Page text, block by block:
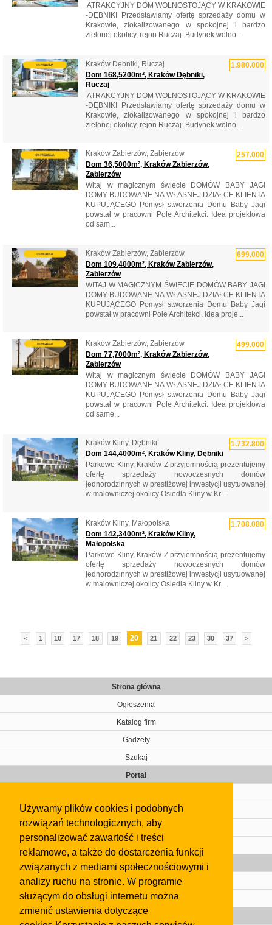
Używamy plików cookies i podobnych
rozwiązań technologicznych, aby
personalizować zawartość i treści
reklamowe, a także do dostarczenia funkcji
związanych z mediami społecznościowymi i
analizy ruchu na stronie. W programie
służącym do obsługi internetu można
zmienić ustawienia dotyczące
​ ATRAKCYJNY DOM WOLNOSTOJĄCY W KRAKOWIE
-DĘBNIKI Przedstawiamy ofertę sprzedaży domu w
Krakowie, zlokalizowanego w spokojnej i bardzo
zielonej okolicy, rejon Ruczaj. Budynek wolno...
1.980.000
Kraków Dębniki, Ruczaj
Dom 168,5200m², Kraków Dębniki,
Ruczaj
​ ATRAKCYJNY DOM WOLNOSTOJĄCY W KRAKOWIE
-DĘBNIKI Przedstawiamy ofertę sprzedaży domu w
Krakowie, zlokalizowanego w spokojnej i bardzo
zielonej okolicy, rejon Ruczaj. Budynek wolno...
257.000
Kraków Zabierzów, Zabierzów
Dom 36,5000m², Kraków Zabierzów,
Zabierzów
Witaj w magicznym świecie DOMÓW BABY JAGI
DOMY BUDOWANE NA WŁASNEJ DZIAŁCE KLIENTA
KUPUJĄCEGO Pomysł stworzenia Domu Baby Jagi
powstał w pracowni Pole Architekci. Idea projektowa
od sam...
699.000
Kraków Zabierzów, Zabierzów
Dom 109,4000m², Kraków Zabierzów,
Zabierzów
WITAJ W MAGICZNYM ŚWIECIE DOMÓW BABY JAGI
DOMY BUDOWANE NA WŁASNEJ DZIAŁCE KLIENTA
KUPUJĄCEGO Pomysł stworzenia Domu Baby Jagi
powstał w pracowni Pole Architekci. Idea proje...
499.000
Kraków Zabierzów, Zabierzów
Dom 77,7000m², Kraków Zabierzów,
Zabierzów
Witaj w magicznym świecie DOMÓW BABY JAGI
DOMY BUDOWANE NA WŁASNEJ DZIAŁCE KLIENTA
KUPUJĄCEGO Pomysł stworzenia Domu Baby Jagi
powstał w pracowni Pole Architekci. Idea projektowa
od same...
1.732.800
Kraków Kliny, Dębniki
Dom 144,4000m², Kraków Kliny, Dębniki
Parkowe Kliny, Kraków Z przyjemnością prezentujemy
ofertę sprzedaży nowoczesnych domów
jednorodzinnych w prestiżowej inwestycji usytuowanej
w malowniczej okolicy Osiedla Kliny w Kr...
1.708.080
Kraków Kliny, Małopolska
Dom 142,3400m², Kraków Kliny,
Małopolska
Parkowe Kliny, Kraków Z przyjemnością prezentujemy
ofertę sprzedaży nowoczesnych domów
jednorodzinnych w prestiżowej inwestycji usytuowanej
w malowniczej okolicy Osiedla Kliny w Kr...
< 1 10 17 18 19 20 21 22 23 30 37 >
Strona główna
Ogłoszenia
Katalog firm
Gadżety
Szukaj
Portal
Kontakt
Regulamin
Gazeta
Olkusz
Kontakt
Strefa dla biznesu